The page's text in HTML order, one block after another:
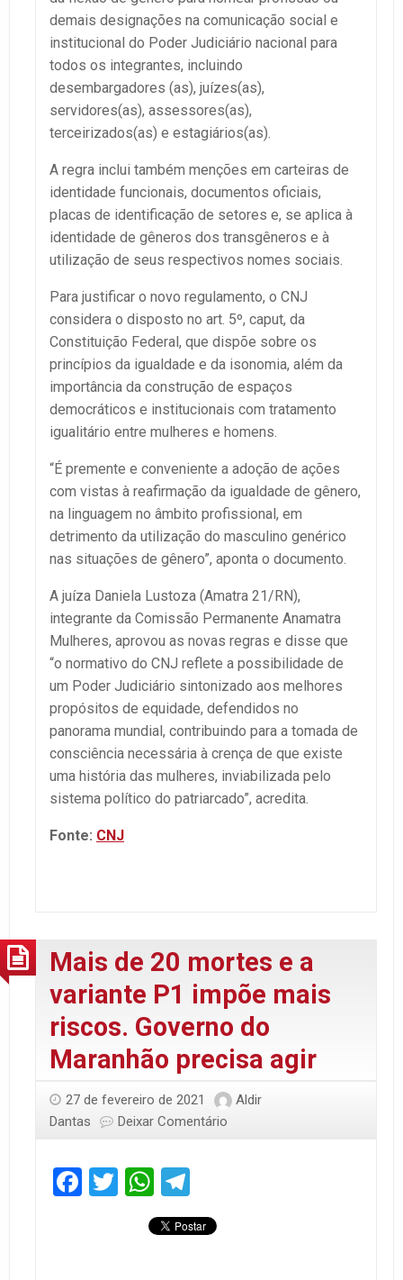
demais designações na comunicação social e
institucional do Poder Judiciário nacional para
todos os integrantes, incluindo
desembargadores (as), juízes(as),
servidores(as), assessores(as),
terceirizados(as) e estagiários(as).
A regra inclui também menções em carteiras de
identidade funcionais, documentos oficiais,
placas de identificação de setores e, se aplica à
identidade de gêneros dos transgêneros e à
utilização de seus respectivos nomes sociais.
Para justificar o novo regulamento, o CNJ
considera o disposto no art. 5º, caput, da
Constituição Federal, que dispõe sobre os
princípios da igualdade e da isonomia, além da
importância da construção de espaços
democráticos e institucionais com tratamento
igualitário entre mulheres e homens.
“É premente e conveniente a adoção de ações
com vistas à reafirmação da igualdade de gênero,
na linguagem no âmbito profissional, em
detrimento da utilização do masculino genérico
nas situações de gênero”, aponta o documento.
A juíza Daniela Lustoza (Amatra 21/RN),
integrante da Comissão Permanente Anamatra
Mulheres, aprovou as novas regras e disse que
“o normativo do CNJ reflete a possibilidade de
um Poder Judiciário sintonizado aos melhores
propósitos de equidade, defendidos no
panorama mundial, contribuindo para a tomada de
consciência necessária à crença de que existe
uma história das mulheres, inviabilizada pelo
sistema político do patriarcado”, acredita.
Fonte: CNJ
Mais de 20 mortes e a
variante P1 impõe mais
riscos. Governo do
Maranhão precisa agir
27 de fevereiro de 2021
Aldir
Dantas
Deixar Comentário
Facebook
TwitterWhatsApp